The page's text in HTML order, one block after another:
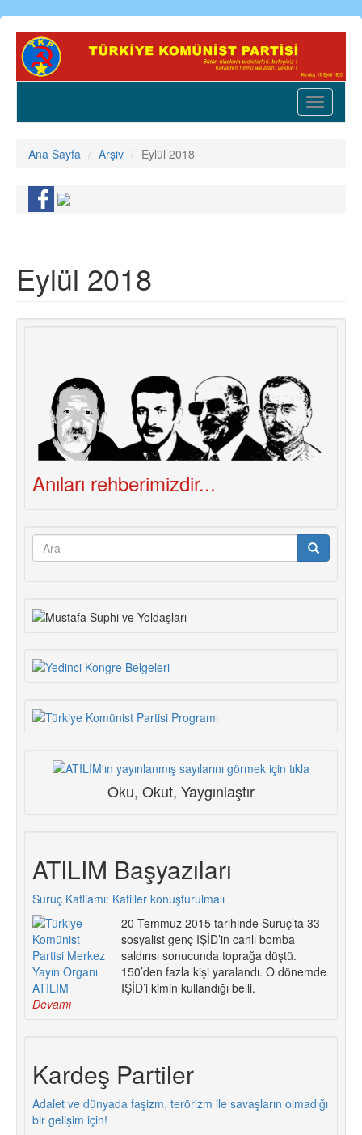
Ana
içeriğe
Toggle
Ana Sayfa Arşiv Eylül 2018
Eylül 2018
Anıları rehberimizdir...
Arama
Oku, Okut, Yaygınlaştır
ATILIM Başyazıları
Suruç Katliamı: Katiller konuşturulmalı
20 Temmuz 2015 tarihinde Suruç’ta 33
sosyalist genç IŞİD’in canlı bomba
saldırısı sonucunda toprağa düştü.
150’den fazla kişi yaralandı. O dönemde
IŞİD’i kimin kullandığı belli.
Devamı
Kardeş Partiler
Adalet ve dünyada faşizm, terörizm ile savaşların olmadığı
bir gelişim için!